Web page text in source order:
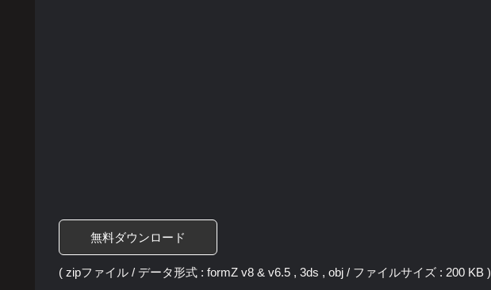
無料ダウンロード
( zipファイル / データ形式 : formZ v8 & v6.5 , 3ds , obj / ファイルサイズ : 200 KB )